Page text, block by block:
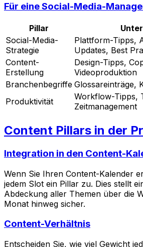
Für eine Social-Media-
Pillar
Social-Media-
Strategie
Plattform-Tipps,
Updates, Best
Content-
Erstellung
Design-Tipps,
Videoproduktion
Branchenbegriffe Glossareinträge,
Produktivität
Workflow-Tipps,
Zeitmanagement
Content Pillars in der
Integration in den Content-
Wenn Sie Ihren Content-Kalender
jedem Slot ein Pillar zu. Dies stellt
Abdeckung aller Themen über die
Monat hinweg sicher.
Content-Verhältnis
Entscheiden Sie, wie viel Gewicht